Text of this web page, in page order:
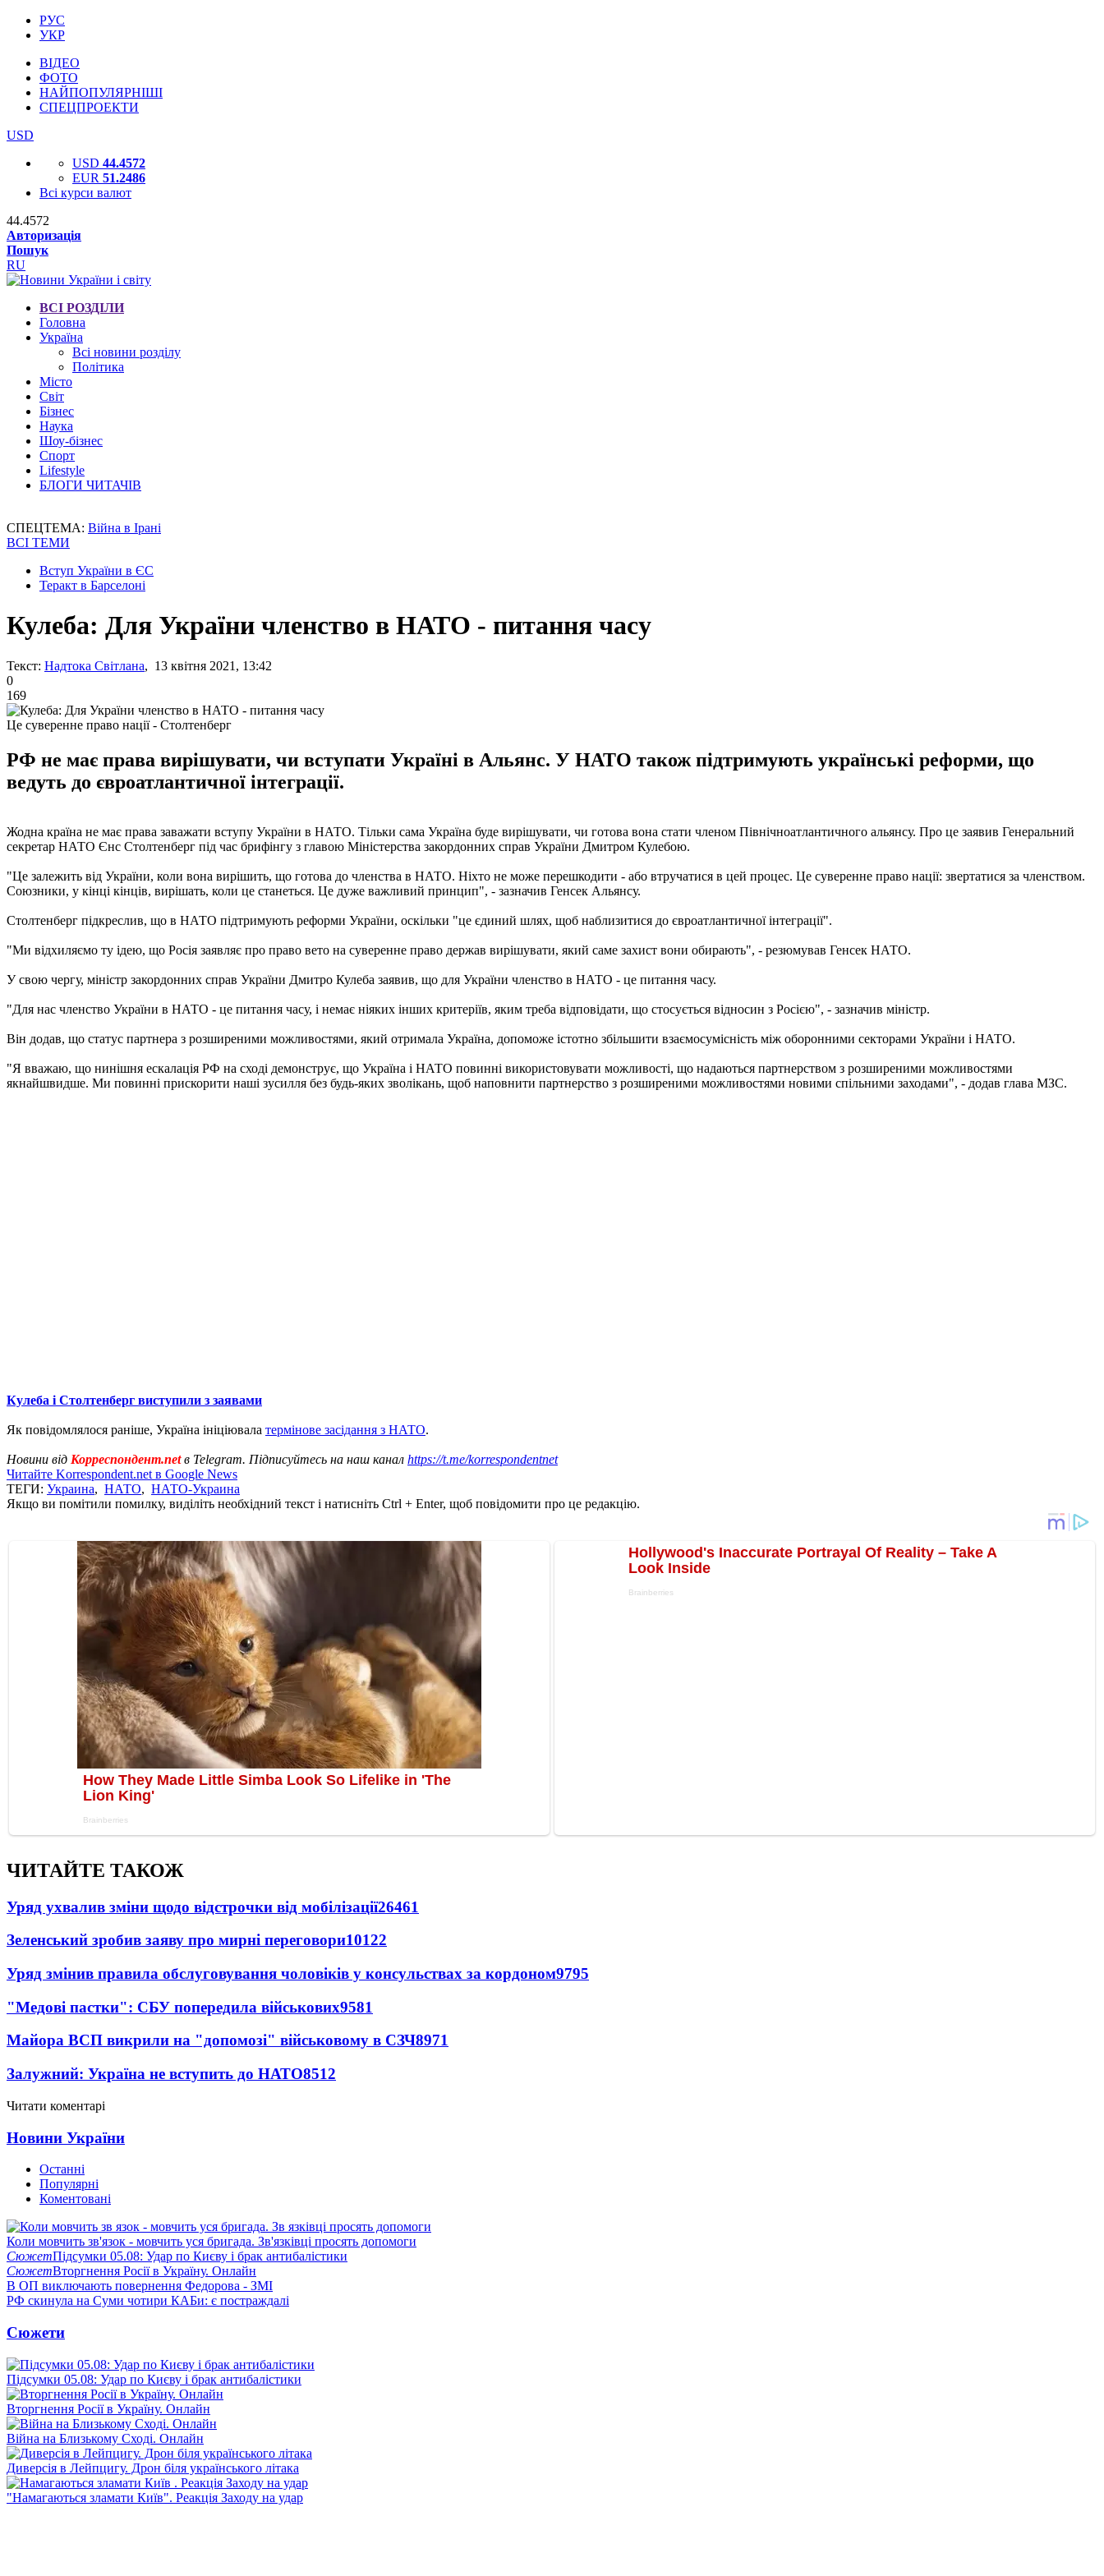
РУС
УКР
ВІДЕО
ФОТО
НАЙПОПУЛЯРНІШІ
СПЕЦПРОЕКТИ
USD
USD 44.4572
EUR 51.2486
Всі курси валют
44.4572
Авторизація
Пошук
RU
ВСІ РОЗДІЛИ
Головна
Україна
Всі новини розділу
Політика
Місто
Світ
Бізнес
Наука
Шоу-бізнес
Спорт
Lifestyle
БЛОГИ ЧИТАЧІВ
СПЕЦТЕМА: Війна в Ірані
ВСІ ТЕМИ
Вступ України в ЄС
Теракт в Барселоні
Кулеба: Для України членство в НАТО - питання часу
Текст: Надтока Світлана, 13 квітня 2021, 13:42
0
169
Це суверенне право нації - Столтенберг
РФ не має права вирішувати, чи вступати Україні в Альянс. У НАТО також підтримують українські реформи, що
ведуть до євроатлантичної інтеграції.
Жодна країна не має права заважати вступу України в НАТО. Тільки сама Україна буде вирішувати, чи готова вона стати членом Північноатлантичного альянсу. Про це заявив Генеральний
секретар НАТО Єнс Столтенберг під час брифінгу з главою Міністерства закордонних справ України Дмитром Кулебою.
"Це залежить від України, коли вона вирішить, що готова до членства в НАТО. Ніхто не може перешкодити - або втручатися в цей процес. Це суверенне право нації: звертатися за членством.
Союзники, у кінці кінців, вирішать, коли це станеться. Це дуже важливий принцип", - зазначив Генсек Альянсу.
Столтенберг підкреслив, що в НАТО підтримують реформи України, оскільки "це єдиний шлях, щоб наблизитися до євроатлантичної інтеграції".
"Ми відхиляємо ту ідею, що Росія заявляє про право вето на суверенне право держав вирішувати, який саме захист вони обирають", - резюмував Генсек НАТО.
У свою чергу, міністр закордонних справ України Дмитро Кулеба заявив, що для України членство в НАТО - це питання часу.
"Для нас членство України в НАТО - це питання часу, і немає ніяких інших критеріїв, яким треба відповідати, що стосується відносин з Росією", - зазначив міністр.
Він додав, що статус партнера з розширеними можливостями, який отримала Україна, допоможе істотно збільшити взаємосумісність між оборонними секторами України і НАТО.
"Я вважаю, що нинішня ескалація РФ на сході демонструє, що Україна і НАТО повинні використовувати можливості, що надаються партнерством з розширеними можливостями
якнайшвидше. Ми повинні прискорити наші зусилля без будь-яких зволікань, щоб наповнити партнерство з розширеними можливостями новими спільними заходами", - додав глава МЗС.
Кулеба і Столтенберг виступили з заявами
Як повідомлялося раніше, Україна ініціювала термінове засідання з НАТО.
Новини від Корреспондент.netв Telegram. Підписуйтесь на наш канал https://t.me/korrespondentnet
Читайте Korrespondent.net в Google News
ТЕГИ: Украина, НАТО, НАТО-Украина
Якщо ви помітили помилку, виділіть необхідний текст і натисніть Ctrl + Enter, щоб повідомити про це редакцію.
ЧИТАЙТЕ ТАКОЖ
Уряд ухвалив зміни щодо відстрочки від мобілізації26461
Зеленський зробив заяву про мирні переговори10122
Уряд змінив правила обслуговування чоловіків у консульствах за кордоном9795
"Медові пастки": СБУ попередила військових9581
Майора ВСП викрили на "допомозі" військовому в СЗЧ8971
Залужний: Україна не вступить до НАТО8512
Читати коментарі
Новини України
Останні
Популярні
Коментовані
Коли мовчить зв'язок - мовчить уся бригада. Зв'язківці просять допомоги
СюжетПідсумки 05.08: Удар по Києву і брак антибалістики
СюжетВторгнення Росії в Україну. Онлайн
В ОП виключають повернення Федорова - ЗМІ
РФ скинула на Суми чотири КАБи: є постраждалі
Сюжети
Підсумки 05.08: Удар по Києву і брак антибалістики
Вторгнення Росії в Україну. Онлайн
Війна на Близькому Сході. Онлайн
Диверсія в Лейпцигу. Дрон біля українського літака
"Намагаються зламати Київ". Реакція Заходу на удар